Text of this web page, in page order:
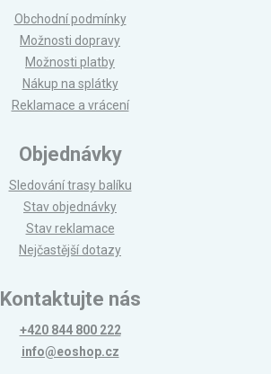
Obchodní podmínky
Možnosti dopravy
Možnosti platby
Nákup na splátky
Reklamace a vrácení
Objednávky
Sledování trasy balíku
Stav objednávky
Stav reklamace
Nejčastější dotazy
Kontaktujte nás
+420 844 800 222
info@eoshop.cz